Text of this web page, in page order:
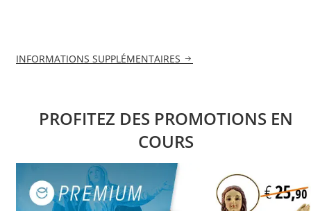
INFORMATIONS SUPPLÉMENTAIRES
PROFITEZ DES PROMOTIONS EN
COURS